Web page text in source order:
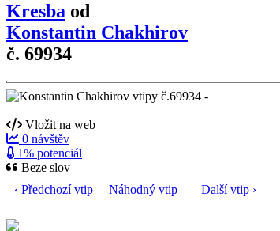
Kresba od
Konstantin Chakhirov
č. 69934
Vložit na web
0 návštěv
1% potenciál
Beze slov
‹ Předchozí vtip
Náhodný vtip Další vtip ›